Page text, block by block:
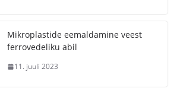
Mikroplastide eemaldamine veest
ferrovedeliku abil
11. juuli 2023